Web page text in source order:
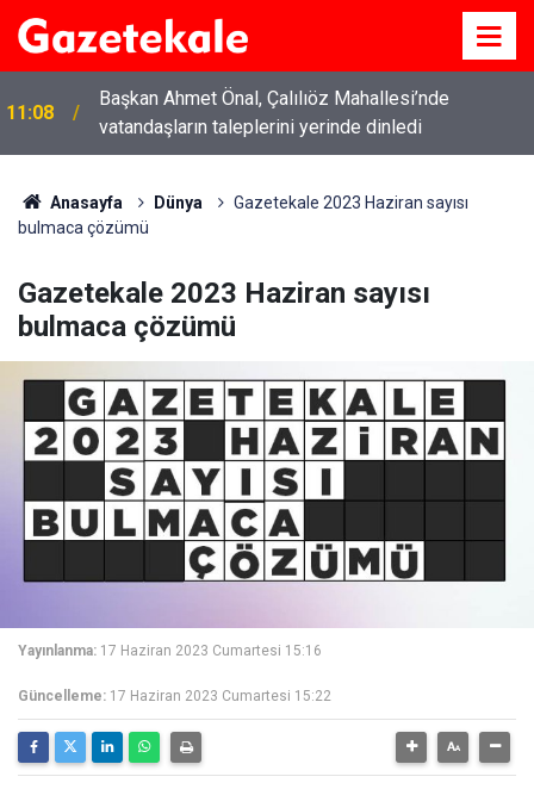
11:08
Başkan Ahmet Önal, Çalılıöz Mahallesi’nde
vatandaşların taleplerini yerinde dinledi
Anasayfa Dünya
Gazetekale 2023 Haziran sayısı
bulmaca çözümü
Gazetekale 2023 Haziran sayısı
bulmaca çözümü
Yayınlanma: 17 Haziran 2023 Cumartesi 15:16
Güncelleme: 17 Haziran 2023 Cumartesi 15:22